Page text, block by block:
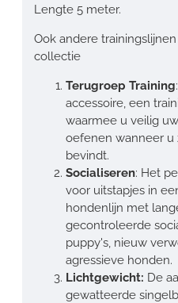
Lengte 5 meter.
Ook andere
collectie
Terugroep Training
accessoire, een
waarmee u veilig
oefenen wanneer u
bevindt.
Socialiseren: Het
voor uitstapjes in
hondenlijn met
gecontroleerde
puppy's, nieuw
agressieve honden.
Lichtgewicht: De
gewatteerde